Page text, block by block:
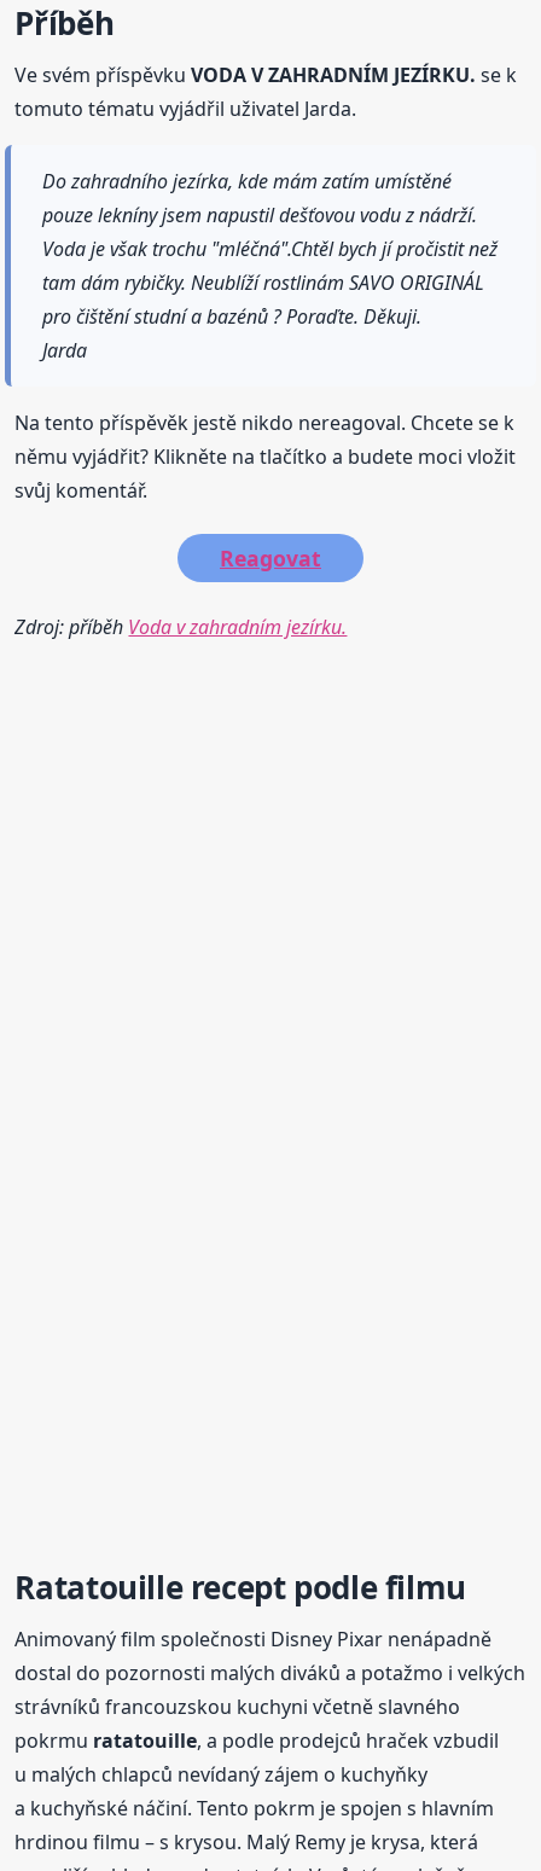
Příběh
Ve svém příspěvkuVODA V ZAHRADNÍM JEZÍRKU. se k
tomuto tématu vyjádřil uživatel Jarda.
Do zahradního jezírka, kde mám zatím umístěné
pouze lekníny jsem napustil dešťovou vodu z nádrží.
Voda je však trochu "mléčná".Chtěl bych jí pročistit než
tam dám rybičky. Neublíží rostlinám SAVO ORIGINÁL
pro čištění studní a bazénů ? Poraďte. Děkuji.
Jarda
Na tento příspěvěk jestě nikdo nereagoval. Chcete se k
němu vyjádřit? Klikněte na tlačítko a budete moci vložit
svůj komentář.
Reagovat
Zdroj: příběh Voda v zahradním jezírku.
Ratatouille receptpodle filmu
Animovaný film společnosti Disney Pixar nenápadně
dostal do pozornosti malých diváků a potažmo i velkých
strávníků francouzskou kuchyni včetně slavného
pokrmu ratatouille, a podle prodejců hraček vzbudil
u malých chlapců nevídaný zájem o kuchyňky
a kuchyňské náčiní. Tento pokrm je spojen s hlavním
hrdinou filmu – s krysou. Malý Remy je krysa, která